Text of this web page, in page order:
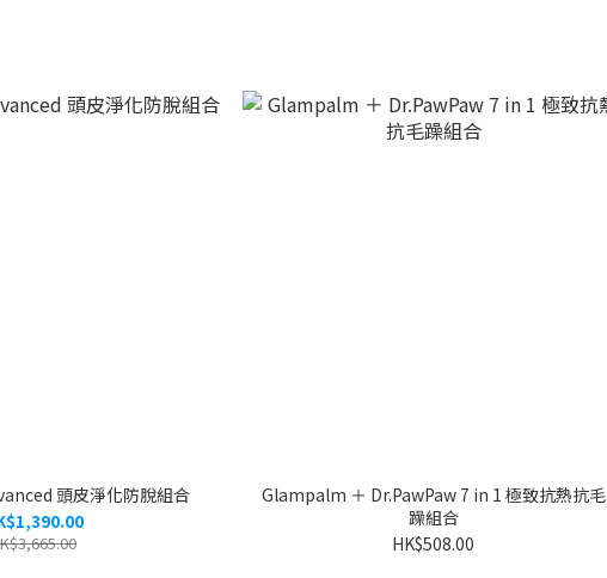
頭皮淨化防脫組合
Glampalm ＋ Dr.PawPaw 7 in 1 極致抗熱抗毛
躁組合
HK$508.00